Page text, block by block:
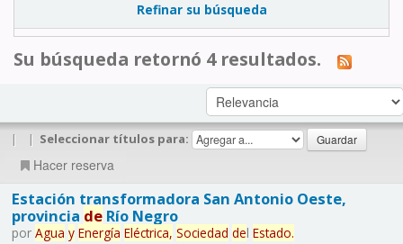
Refinar su búsqueda
Su búsqueda retornó 4 resultados.
| | Seleccionar títulos para:
Hacer reserva
Estación transformadora San Antonio Oeste,
provincia deRío Negro
por Agua y Energía Eléctrica, Sociedad del Estado.